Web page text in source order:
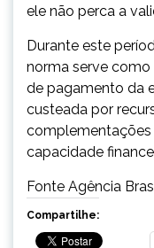
ele não perca a
Durante este
norma serve
de pagamento da
custeada por
complementações
capacidade
Fonte Agência
Compartilhe: